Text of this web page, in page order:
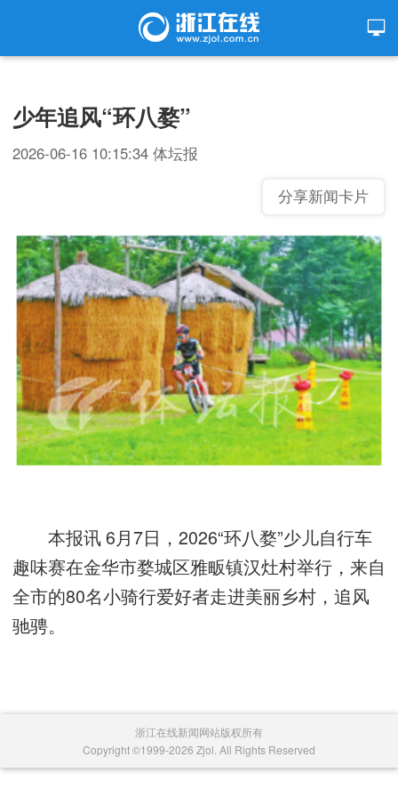
少年追风“环八婺”
2026-06-16 10:15:34 体坛报
分享新闻卡片
本报讯 6月7日，2026“环八婺”少儿自行车
趣味赛在金华市婺城区雅畈镇汉灶村举行，来自
全市的80名小骑行爱好者走进美丽乡村，追风
驰骋。
浙江在线新闻网站版权所有
Copyright ©1999-2026 Zjol. All Rights Reserved